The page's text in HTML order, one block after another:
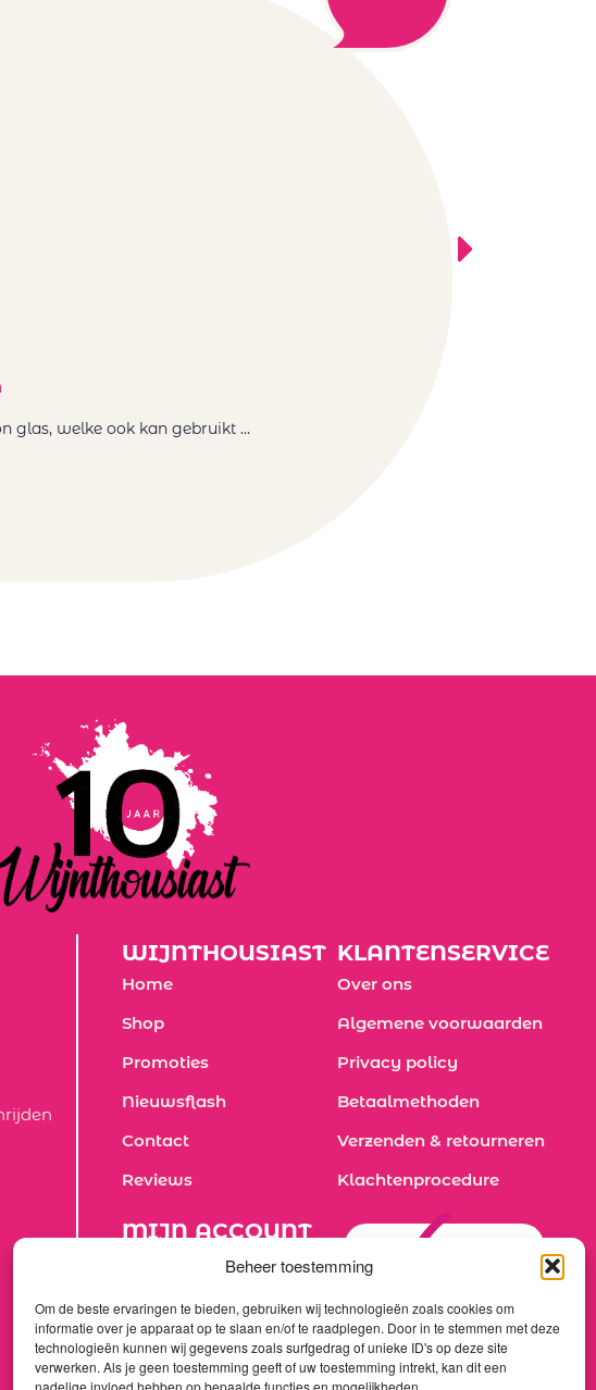
Beheer toestemming
Om de beste ervaringen te bieden, gebruiken wij technologieën zoals cookies om
informatie over je apparaat op te slaan en/of te raadplegen. Door in te stemmen met deze
technologieën kunnen wij gegevens zoals surfgedrag of unieke ID's op deze site
verwerken. Als je geen toestemming geeft of uw toestemming intrekt, kan dit een
nadelige invloed hebben op bepaalde functies en mogelijkheden.
glas, welke ook kan gebruikt ...
WIJNTHOUSIAST
Home
Shop
Promoties
Nieuwsflash
Contact
Reviews
MIJN ACCOUNT
Mijn bestellingen
KLANTENSERVICE
Over ons
Algemene voorwaarden
Privacy policy
Betaalmethoden
Verzenden & retourneren
Klachtenprocedure